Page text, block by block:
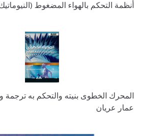
أنظمة التحكم بالهواء المضغوط
المحرك الخطوى بنيته والتحكم به ترجمة
عمار عريان